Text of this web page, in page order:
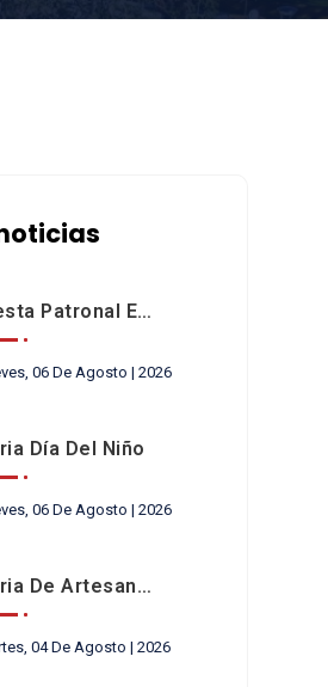
En Honor A San Cayetano
06 De Agosto | 2026
Día Del Niño
06 De Agosto | 2026
Y Emprendedores De San Cayetano
04 De Agosto | 2026